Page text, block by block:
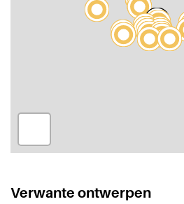
Verwante ontwerpen